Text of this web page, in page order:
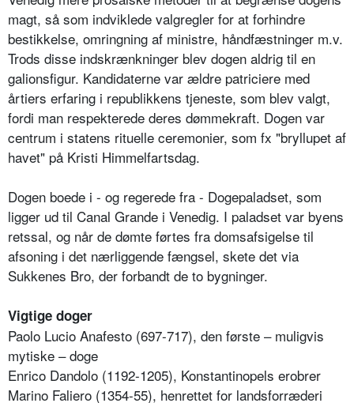
magt, så som indviklede valgregler for at forhindre
bestikkelse, omringning af ministre, håndfæstninger m.v.
Trods disse indskrænkninger blev dogen aldrig til en
galionsfigur. Kandidaterne var ældre patriciere med
årtiers erfaring i republikkens tjeneste, som blev valgt,
fordi man respekterede deres dømmekraft. Dogen var
centrum i statens rituelle ceremonier, som fx "bryllupet af
havet" på Kristi Himmelfartsdag.
Dogen boede i - og regerede fra - Dogepaladset, som
ligger ud til Canal Grande i Venedig. I paladset var byens
retssal, og når de dømte førtes fra domsafsigelse til
afsoning i det nærliggende fængsel, skete det via
Sukkenes Bro, der forbandt de to bygninger.
Vigtige doger
Paolo Lucio Anafesto (697-717), den første – muligvis
mytiske – doge
Enrico Dandolo (1192-1205), Konstantinopels erobrer
Marino Faliero (1354-55), henrettet for landsforræderi